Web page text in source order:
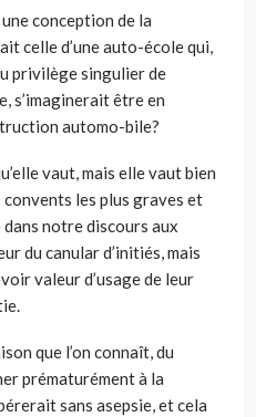
conception de la
celle d’une auto-école qui,
privilège singulier de
s’imaginerait être en
automo-bile?
vaut, mais elle vaut bien
les plus graves et
notre discours aux
du canular d’initiés, mais
valeur d’usage de leur
que l’on connaît, du
prématurément à la
sans asepsie, et cela